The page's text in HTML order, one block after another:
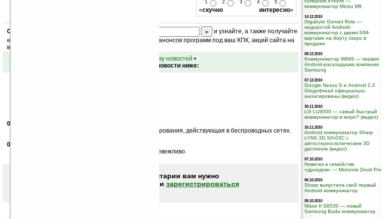
1 2 3 4 5
«скучно интересно»
Скоро
и узнайте, а также получайте
ежедневный или еженедельный дайджест новостей, анонсов программ под ваш КПК, акций сайта на
ваш почтовый ящик.
вернуться к списку новостей •
Обсуждение этой новости ниже:
02.12.2010
A-GPS не датчик, а система глобального позиционирования, действующая в беспроводных сетях.
09.12.2010
А задавать вопросы про батареи производителю невежливо.
Чтобы писать комментарии вам нужно
или зарегистрироваться
коммуникатор Meizu M9
14.12.2010
Gigabyte Gsmart Rola —
недорогой Android-
коммуникатор с двумя SIM-
картами на борту скоро в
продаже
08.12.2010
Коммуникатор W899 — первая
Android-раскладушка компании
Samsung
07.12.2010
Google Nexus S и Android 2.3
Gingerbread официально
анонсированы (видео)
30.11.2010
LG LU3000 — самый быстрый
коммуникатор в мире? (видео)
16.11.2010
Android коммуникатор Sharp
LYNX 3D SH-03C с
автостереоскопическим 3D
дисплеем (видео)
07.10.2010
Новичок в семействе
«дроидов» — Motorola Droid Pro
06.10.2010
Sharp выпустила свой первый
Android коммуникатор
05.10.2010
Wave II S8530 — новый
Samsung Bada коммуникатор